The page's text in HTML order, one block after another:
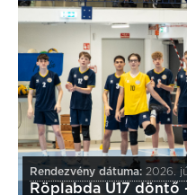
Rendezvény dátuma: 2026.
Röplabda U17 döntő